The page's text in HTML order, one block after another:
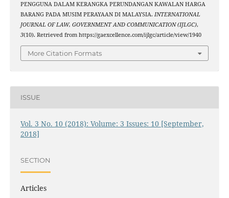
PENGGUNA DALAM KERANGKA PERUNDANGAN KAWALAN HARGA
BARANG PADA MUSIM PERAYAAN DI MALAYSIA. INTERNATIONAL
JOURNAL OF LAW, GOVERNMENT AND COMMUNICATION (IJLGC),
3(10). Retrieved from https://gaexcellence.com/ijlgc/article/view/1940
More Citation Formats
ISSUE
Vol. 3 No. 10 (2018): Volume: 3 Issues: 10 [September,
2018]
SECTION
Articles